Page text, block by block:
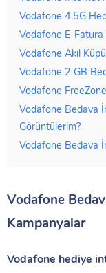
Vodafone 4.5G
Vodafone E-
Vodafone Akıl
Vodafone 2 GB
Vodafone
Vodafone Bedava
Görüntülerim?
Vodafone Bedava
Vodafone
Kampanyalar
Vodafone hediye